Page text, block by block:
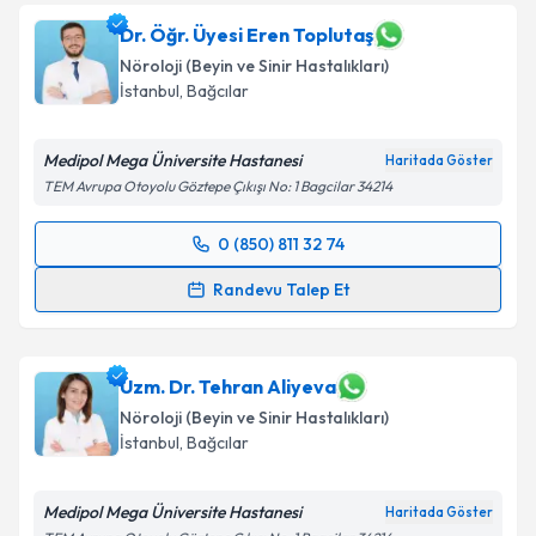
Prof. Dr. Gülşen Kocamaniçin randevu takvimi
talebi oluşturun. Size bu uzmandan randevu almanız
için bir takvim hazırlandığında e-posta ile
bilgilendireceğiz.
E-posta Adresiniz
Kişisel verilerimin işlenmesine ilişkinAydınlatma
'ni okudum ve kişisel verilerimin belirtilen
kapsamda işlenmesini kabul ediyorum.
Takvim Talebini Gönder
Dr. Öğr. Üyesi Eren Toplutaş
Nöroloji (Beyin ve Sinir Hastalıkları)
İstanbul, Bağcılar
Medipol Mega Üniversite Hastanesi Haritada Göster
TEM Avrupa Otoyolu Göztepe Çıkışı No: 1 Bagcilar 34214
0 (850) 811 32 74
Randevu Talep Et
Randevu Takvimi Talebi
için bir takvim hazırlandığında e-posta ile
bilgilendireceğiz.
E-posta Adresiniz
Uzm. Dr. Tehran Aliyeva
Nöroloji (Beyin ve Sinir Hastalıkları)
İstanbul, Bağcılar
Medipol Mega Üniversite Hastanesi Haritada Göster